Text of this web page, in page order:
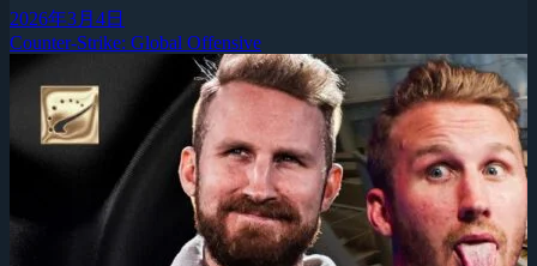
2026年3月4日
Counter-Strike: Global Offensive